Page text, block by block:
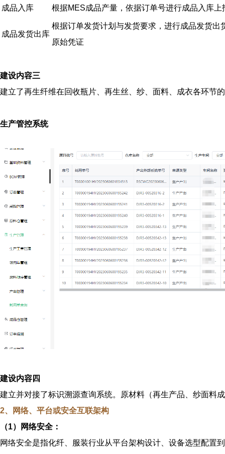
成品入库 根据MES成品产量，依据订单号进行成品入库
成品发货出库
根据订单发货计划与发货要求，进行成品发货出
原始凭证
建设内容三
建立了再生纤维在回收瓶片、再生丝、纱、面料、成衣各环节
生产管控系统
建设内容四
建立并对接了标识溯源查询系统。原材料（再生产品、纱面料
2、网络、平台或安全互联架构
（1）网络安全：
网络安全是指化纤、服装行业从平台架构设计、设备选型配置